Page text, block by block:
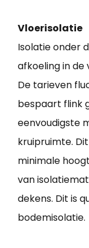
Vloerisolatie
Isolatie onder
afkoeling in de
De tarieven
bespaart flink
eenvoudigste
kruipruimte.
minimale
van
dekens. Dit is
bodemisolatie.